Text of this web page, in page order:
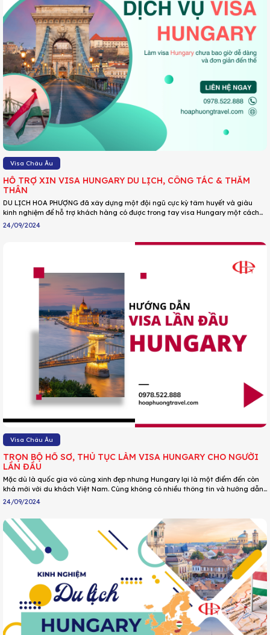
Visa Châu Âu
HỖ TRỢ XIN VISA HUNGARY DU LỊCH, CÔNG TÁC & THĂM
THÂN
DU LỊCH HOA PHƯỢNG đã xây dựng một đội ngũ cực kỳ tâm huyết và giàu
kinh nghiệm để hỗ trợ khách hàng có được trong tay visa Hungary một cách
dễ dàng, tiện lợi nhất với tỉ lệ đậu visa mức cao nhất.
24/09/2024
Visa Châu Âu
TRỌN BỘ HỒ SƠ, THỦ TỤC LÀM VISA HUNGARY CHO NGƯỜI
LẦN ĐẦU
Mặc dù là quốc gia vô cùng xinh đẹp nhưng Hungary lại là một điểm đến còn
khá mới với du khách Việt Nam. Cùng không có nhiều thông tin và hướng dẫn
làm visa nhập cảnh Hungary cho người lần đầu. Thấu hiểu được điều này, DU
LỊCH HOA PHƯỢNG đã chia sẻ chi tiết kinh nghiệm làm visa Hungary từ hồ sơ,
thủ tục, lệ phí,….cho từng mục đích nhập cảnh qua bài dưới đây.
24/09/2024